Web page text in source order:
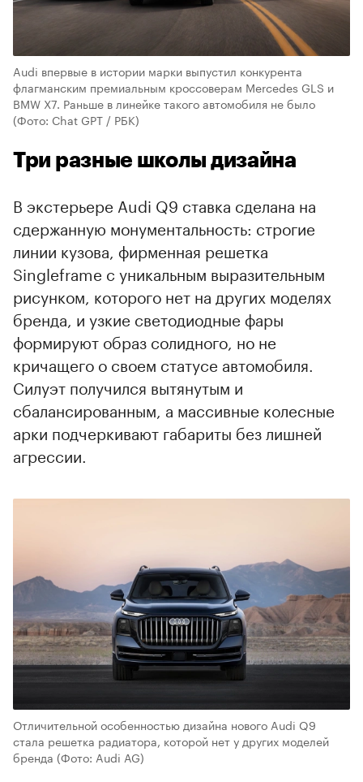
Audi впервые в истории марки выпустил конкурента
флагманским премиальным кроссоверам Mercedes GLS и
BMW X7. Раньше в линейке такого автомобиля не было
(Фото: Chat GPT / РБК)
00:00 00:00
Три разные школы дизайна
В экстерьере Audi Q9 ставка сделана на
сдержанную монументальность: строгие
линии кузова, фирменная решетка
Singleframe с уникальным выразительным
рисунком, которого нет на других моделях
бренда, и узкие светодиодные фары
формируют образ солидного, но не
кричащего о своем статусе автомобиля.
Силуэт получился вытянутым и
сбалансированным, а массивные колесные
арки подчеркивают габариты без лишней
агрессии.
Отличительной особенностью дизайна нового Audi Q9
стала решетка радиатора, которой нет у других моделей
бренда (Фото: Audi AG)